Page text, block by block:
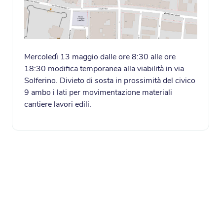
Mercoledì 13 maggio dalle ore 8:30 alle ore
18:30 modifica temporanea alla viabilità in via
Solferino. Divieto di sosta in prossimità del civico
9 ambo i lati per movimentazione materiali
cantiere lavori edili.